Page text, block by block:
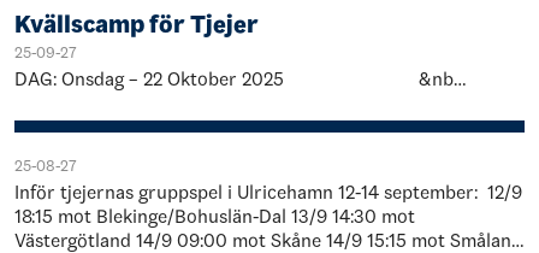
Kvällscamp för Tjejer
25-09-27
DAG: Onsdag – 22 Oktober 2025 &nb…
25-08-27
Inför tjejernas gruppspel i Ulricehamn 12-14 september: 12/9
18:15 mot Blekinge/Bohuslän-Dal 13/9 14:30 mot
Västergötland 14/9 09:00 mot Skåne 14/9 15:15 mot Småland